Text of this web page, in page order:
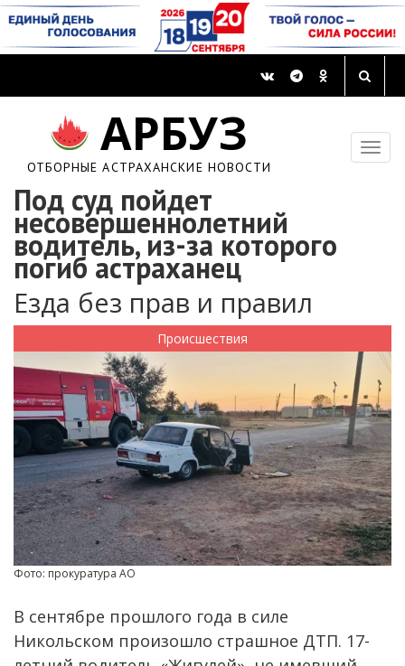
АРБУЗ
ОТБОРНЫЕ АСТРАХАНСКИЕ НОВОСТИ
Под суд пойдет
несовершеннолетний
водитель, из-за которого
погиб астраханец
Езда без прав и правил
Происшествия
Фото: прокуратура АО
В сентябре прошлого года в силе
Никольском произошло страшное ДТП. 17-